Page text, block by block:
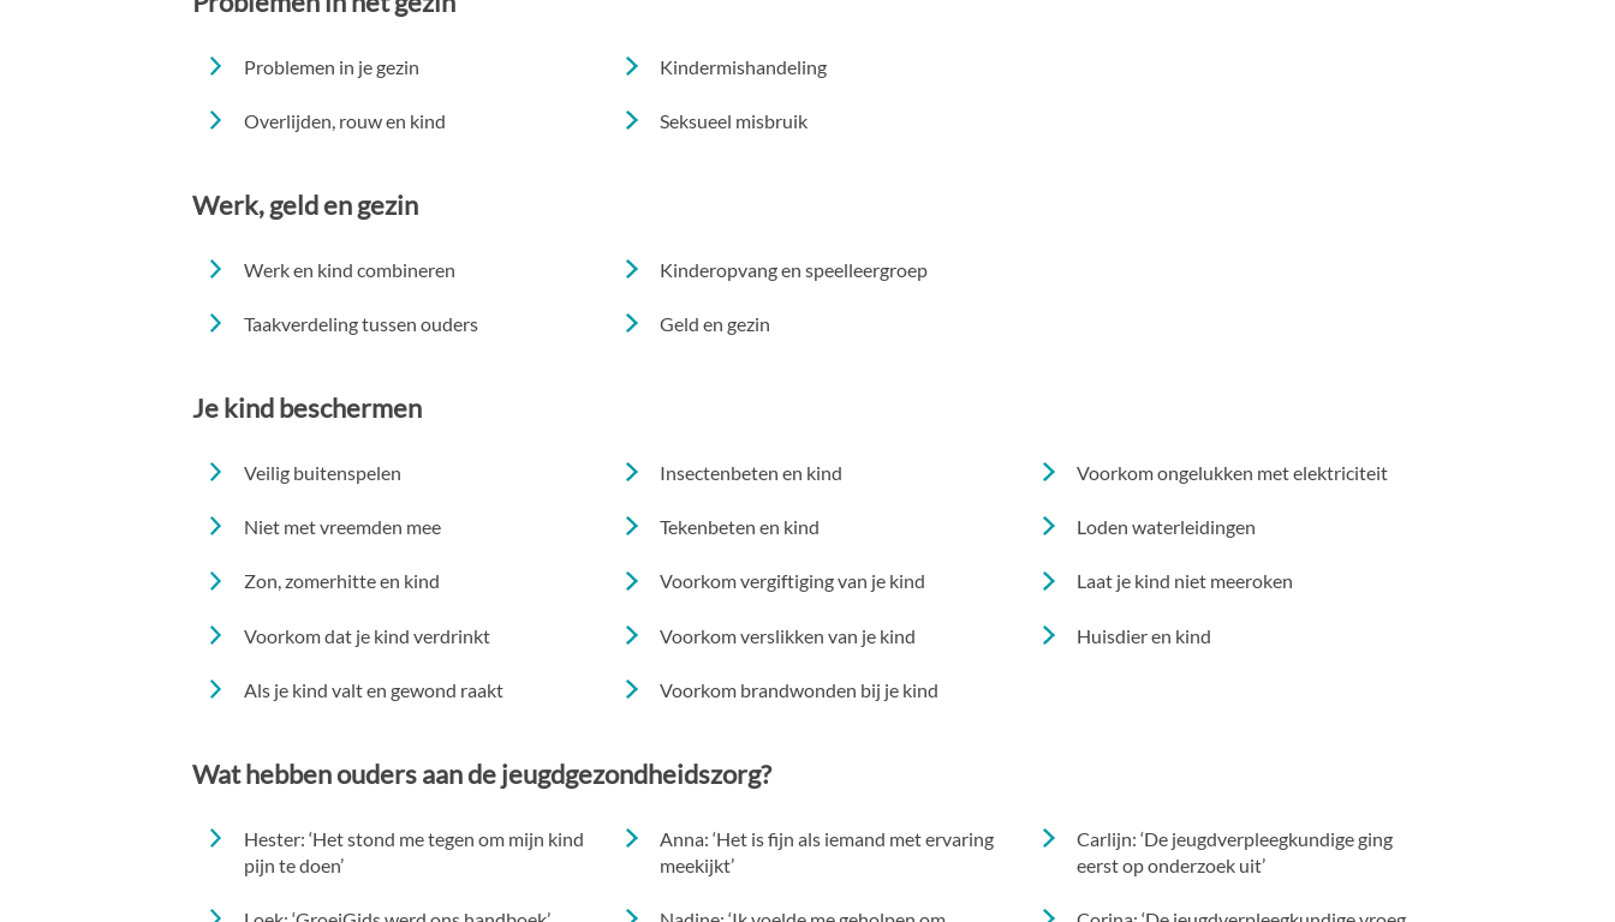
Problemen in je gezin
Overlijden, rouw en kind
Kindermishandeling
Seksueel misbruik
Werk, geld en gezin
Werk en kind combineren
Taakverdeling tussen ouders
Kinderopvang en speelleergroep
Geld en gezin
Je kind beschermen
Veilig buitenspelen
Niet met vreemden mee
Zon, zomerhitte en kind
Voorkom dat je kind verdrinkt
Als je kind valt en gewond raakt
Insectenbeten en kind
Tekenbeten en kind
Voorkom vergiftiging van je kind
Voorkom verslikken van je kind
Voorkom brandwonden bij je kind
Voorkom ongelukken met elektriciteit
Loden waterleidingen
Laat je kind niet meeroken
Huisdier en kind
Wat hebben ouders aan de jeugdgezondheidszorg?
Hester: ‘Het stond me tegen om mijn kind
pijn te doen’
Anna: ‘Het is fijn als iemand met ervaring
meekijkt’
Carlijn: ‘De jeugdverpleegkundige ging
eerst op onderzoek uit’